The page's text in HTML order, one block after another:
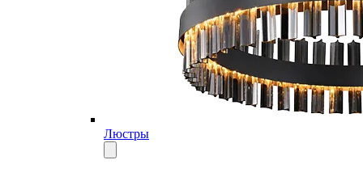
Люстры